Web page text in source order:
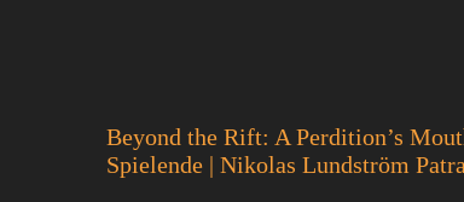
Beyond the Rift: A Perdition’s
Spielende | Nikolas Lundström